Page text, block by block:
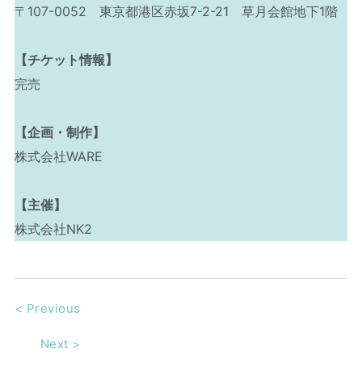
〒107-0052 東京都港区赤坂7-2-21 草月会館地下1階
【チケット情報】
完売
【企画・制作】
株式会社WARE
【主催】
株式会社NK2
< Previous
Next >